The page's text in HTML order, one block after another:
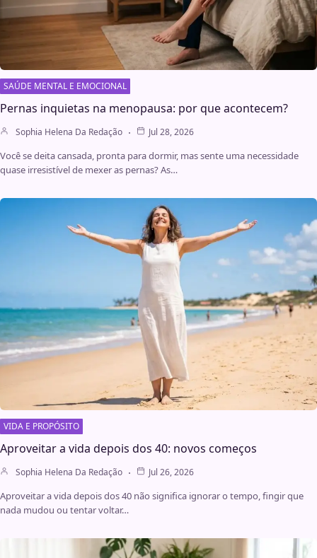
SAÚDE MENTAL E EMOCIONAL
Pernas inquietas na menopausa: por que acontecem?
Sophia Helena Da Redação Jul 28, 2026
Você se deita cansada, pronta para dormir, mas sente uma necessidade
quase irresistível de mexer as pernas? As…
VIDA E PROPÓSITO
Aproveitar a vida depois dos 40: novos começos
Sophia Helena Da Redação Jul 26, 2026
Aproveitar a vida depois dos 40 não significa ignorar o tempo, fingir que
nada mudou ou tentar voltar…